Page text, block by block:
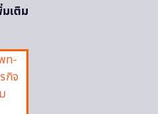
เติม